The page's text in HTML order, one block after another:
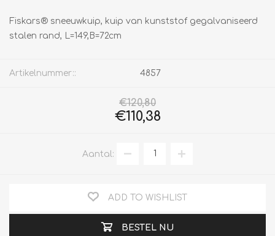
Fiskars® sneeuwkuip, kuip van kunststof gegalvaniseerd
stalen rand, L=149,B=72cm
Artikelnummer:: 4857
€120,80
€110,38
Aantal:
ADD TO WISHLIST
BESTEL NU